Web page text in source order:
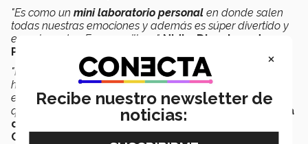
"Es como un mini laboratorio personal en donde salen
todas nuestras emociones y además es súper divertido y
emocionante... Es maravillosa", Nidia, Directora de
Programa de Bicultural de campus Cuernavaca.
"Ha sido una
experiencia de unión y de apoyo
habido mucha emoción y las 3 generaciones han puesto
en práctica las competencias formativas que queremos
que desarrollen en su prepa",Karen Wagner, Directora
de Programa de Multicultural de campus
Cuernavaca.
×
Recibe nuestro newsletter de
noticias: